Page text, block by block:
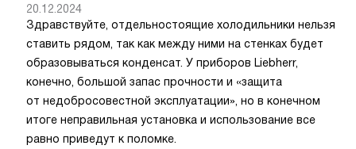
20.12.2024
Здравствуйте, отдельностоящие холодильники нельзя
ставить рядом, так как между ними на стенках будет
образовываться конденсат. У приборов Liebherr,
конечно, большой запас прочности и «защита
от недобросовестной эксплуатации», но в конечном
итоге неправильная установка и использование все
равно приведут к поломке.